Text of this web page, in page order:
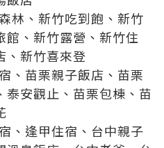
林 、 新竹吃到飽 、 新竹
館 、 新竹露營 、 新竹住
、 新竹喜來登
、 苗栗親子飯店 、 苗栗
泰安觀止 、 苗栗包棟 、 苗
、 逢甲住宿 、 台中親子